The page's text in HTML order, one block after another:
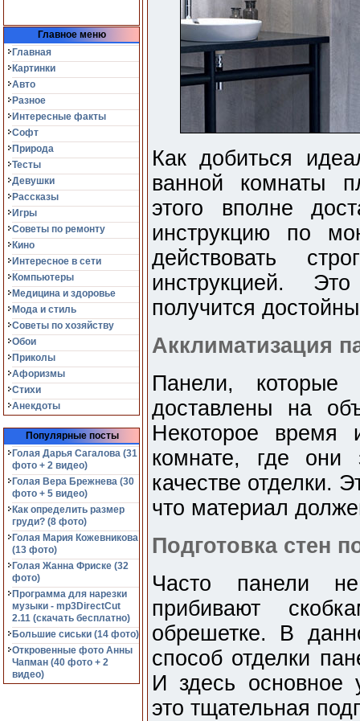
Главное меню
Главная
Картинки
Авто
Разное
Интересные факты
Софт
Природа
Тесты
Девушки
Рассказы
Игры
Советы по ремонту
Кино
Интересное в сети
Компьютеры
Медицина и здоровье
Мода и стиль
Советы по хозяйству
Обои
Приколы
Афоризмы
Стихи
Анекдоты
Популярные посты
Голая Дарья Сагалова (31
фото + 2 видео)
Голая Вера Брежнева (30
фото + 5 видео)
Как определить размер
груди? (8 фото)
Голая Мария Кожевникова
(13 фото)
Голая Жанна Фриске (32
фото)
Программа для нарезки
музыки - mp3DirectCut
2.11 (cкачать бесплатно)
Большие сиськи (14 фото)
Откровенные фото Анны
Чапман (40 фото + 2
видео)
Как добиться
ванной комнаты
этого вполне
инструкцию по
действовать
инструкцией.
получится
Акклиматизация
Панели,
доставлены на
Некоторое время
комнате, где они
качестве отделки.
что материал
Подготовка стен
Часто панели
прибивают
обрешетке. В
способ отделки
И здесь основное
это тщательная